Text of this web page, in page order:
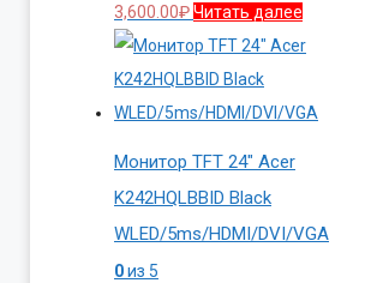
3,600.00₽Читать далее
Монитор TFT 24″ Acer
K242HQLBBID Black
WLED/5ms/HDMI/DVI/VGA
0из 5